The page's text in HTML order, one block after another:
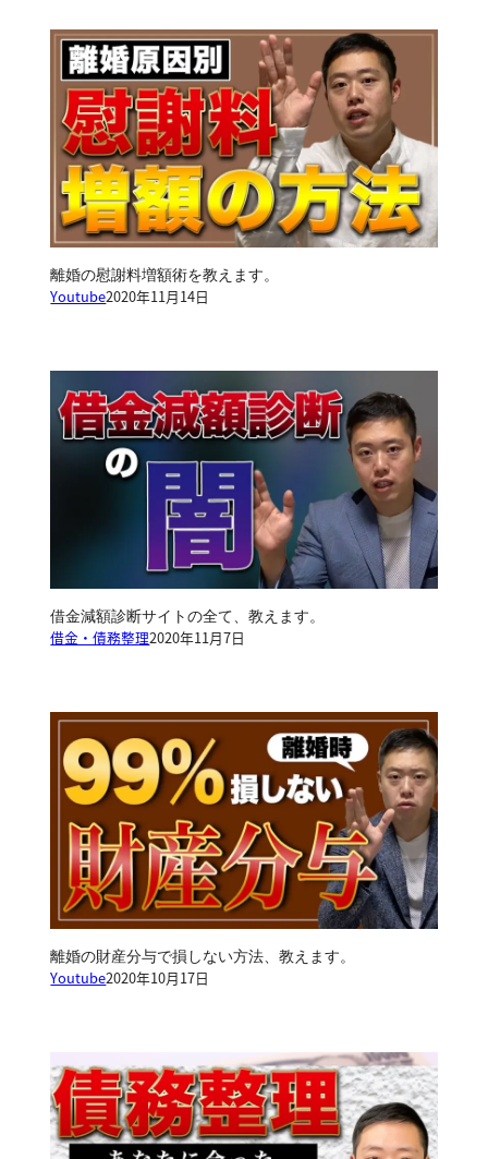
離婚の慰謝料増額術を教えます。
Youtube2020年11月14日
借金減額診断サイトの全て、教えます。
借金・債務整理2020年11月7日
離婚の財産分与で損しない方法、教えます。
Youtube2020年10月17日